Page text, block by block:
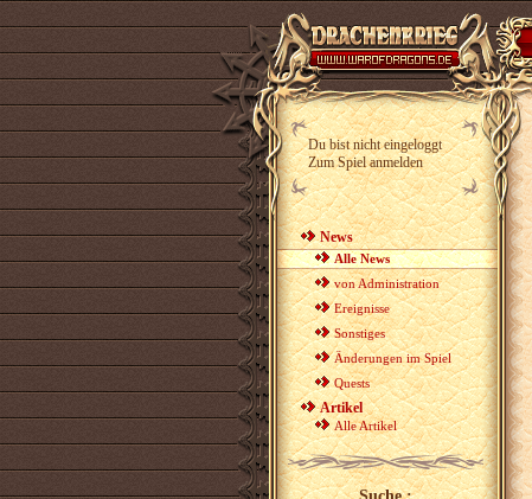
Du bist nicht eingeloggt
Zum Spiel anmelden
News
Alle News
von Administration
Ereignisse
Sonstiges
Änderungen im Spiel
Quests
Artikel
Alle Artikel